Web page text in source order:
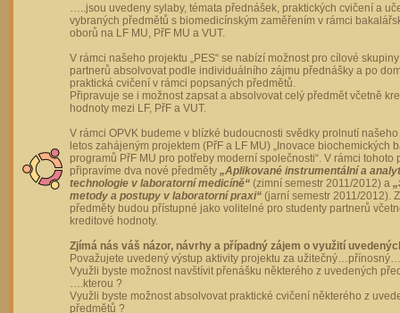
…..jsou uvedeny sylaby, témata přednášek, praktických cvičení a
vybraných předmětů s biomedicínským zaměřením v rámci
oborů na LF MU, PřF MU a VUT.
V rámci našeho projektu „PES“ se nabízí možnost pro cílové
partnerů absolvovat podle individuálního zájmu přednášky a po
praktická cvičení v rámci popsaných předmětů.
Připravuje se i možnost zapsat a absolvovat celý předmět včetně
hodnoty mezi LF, PřF a VUT.
V rámci OPVK budeme v blízké budoucnosti svědky prolnutí
letos zahájeným projektem (PřF a LF MU) „Inovace biochemických
programů PřF MU pro potřeby moderní společnosti“. V rámci tohoto
připravíme dva nové předměty „Aplikované instrumentální a
technologie v laboratorní medicíně“ (zimní semestr 2011/2012) a
metody a postupy v laboratorní praxi“ (jarní semestr 2011/2012).
předměty budou přístupné jako volitelné pro studenty partnerů
kreditové hodnoty.
Zjímá nás váš názor, návrhy a případný zájem o využití
Považujete uvedený výstup aktivity projektu za
Využli byste možnost navštívit přenášku některého z uvedených
….kterou ?
Využli byste možnost absolvovat praktické cvičení některého z
předmětů ?